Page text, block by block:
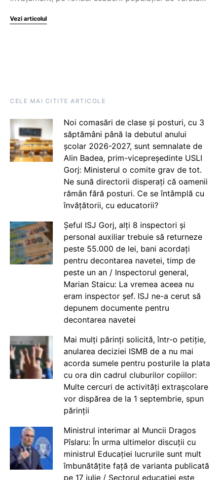
Vezi articolul
CELE MAI CITITE ARTICOLE
Noi comasări de clase și posturi, cu 3
săptămâni până la debutul anului
școlar 2026-2027, sunt semnalate de
Alin Badea, prim-vicepreședinte USLI
Gorj: Ministerul o comite grav de tot.
Ne sună directorii disperați că oamenii
rămân fără posturi. Ce se întâmplă cu
învățătorii, cu educatorii?
Șeful ISJ Gorj, alți 8 inspectori și
personal auxiliar trebuie să returneze
peste 55.000 de lei, bani acordați
pentru decontarea navetei, timp de
peste un an / Inspectorul general,
Marian Staicu: La vremea aceea nu
eram inspector șef. ISJ ne-a cerut să
depunem documente pentru
decontarea navetei
Mai mulți părinți solicită, într-o petiție,
anularea deciziei ISMB de a nu mai
acorda sumele pentru posturile la plata
cu ora din cadrul cluburilor copiilor:
Multe cercuri de activități extrașcolare
vor dispărea de la 1 septembrie, spun
părinții
Ministrul interimar al Muncii Dragos
Pîslaru: În urma ultimelor discuții cu
ministrul Educației lucrurile sunt mult
îmbunătățite față de varianta publicată
pe 17 iulie / Sectorul educației este